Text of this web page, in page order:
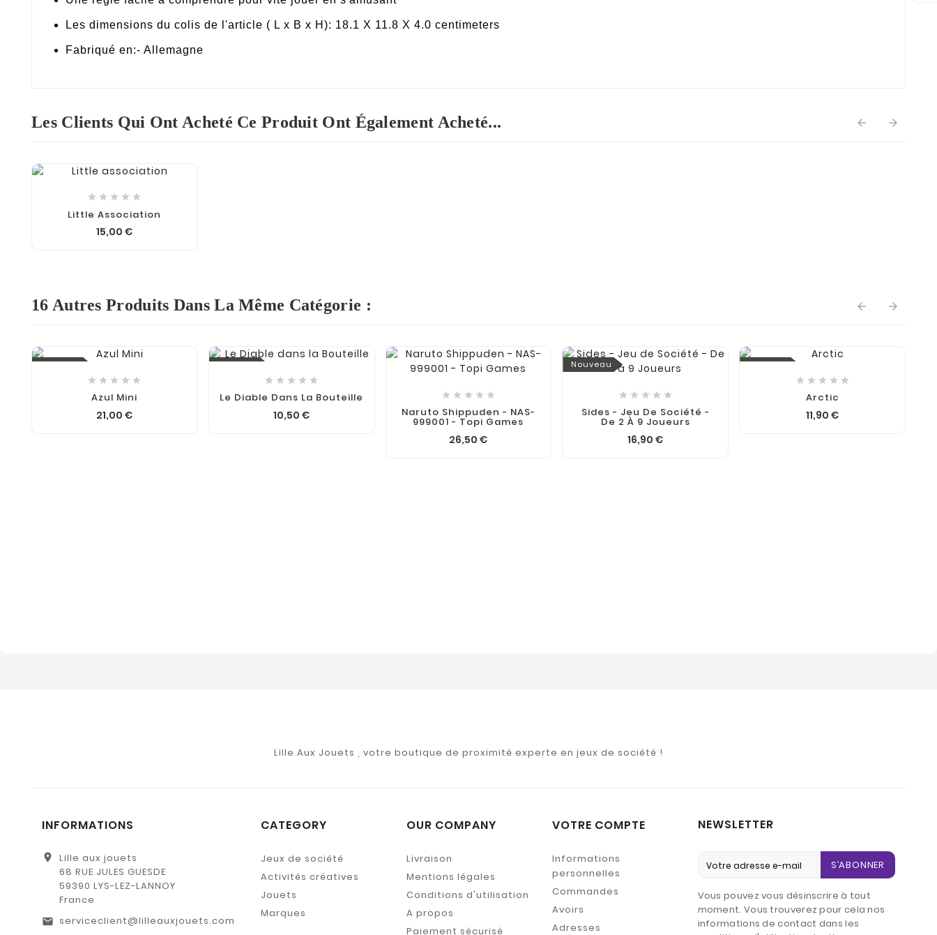
Les dimensions du colis de l'article ( L x B x H): 18.1 X 11.8 X 4.0 centimeters
Fabriqué en:- Allemagne
Les Clients Qui Ont Acheté Ce Produit Ont Également Acheté...  
    
Little Association
15,00 €
16 Autres Produits Dans La Même Catégorie :  
Nouveau
    
Azul Mini
21,00 €
Nouveau
    
Le Diable Dans La Bouteille
10,50 €
    
Naruto Shippuden - NAS-
999001 - Topi Games
26,50 €
Nouveau
    
Sides - Jeu De Société -
De 2 À 9 Joueurs
16,90 €
Nouveau
    
Arctic
11,90 €
Lille Aux Jouets , votre boutique de proximité experte en jeux de société !
INFORMATIONS
location_on
Lille aux jouets
68 RUE JULES GUESDE
59390 LYS-LEZ-LANNOY
France
email serviceclient@lilleauxjouets.com
CATEGORY
Jeux de société
Activités créatives
Jouets
Marques
OUR COMPANY
Livraison
Mentions légales
Conditions d'utilisation
A propos
Paiement sécurisé
VOTRE COMPTE
Informations
personnelles
Commandes
Avoirs
Adresses
NEWSLETTER
S’ABONNER
Vous pouvez vous désinscrire à tout
moment. Vous trouverez pour cela nos
informations de contact dans les